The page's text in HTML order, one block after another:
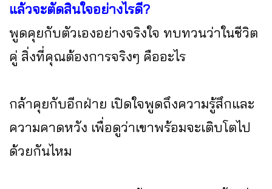
แล้วจะตัดสินใจอย่างไรดี?
พูดคุยกับตัวเองอย่างจริงใจ ทบทวนว่าในชีวิต
คู่ สิ่งที่คุณต้องการจริงๆ คืออะไร
กล้าคุยกับอีกฝ่าย เปิดใจพูดถึงความรู้สึกและ
ความคาดหวัง เพื่อดูว่าเขาพร้อมจะเติบโตไป
ด้วยกันไหม